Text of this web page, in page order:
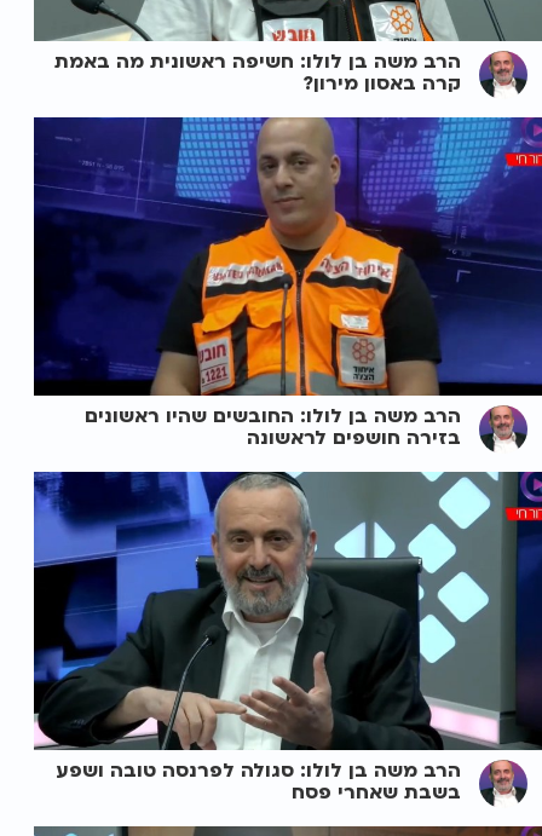
הרב משה בן לולו: חשיפה ראשונית מה באמת
קרה באסון מירון?
הרב משה בן לולו: החובשים שהיו ראשונים
בזירה חושפים לראשונה
הרב משה בן לולו: סגולה לפרנסה טובה ושפע
בשבת שאחרי פסח